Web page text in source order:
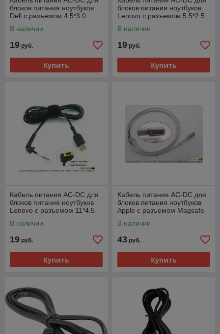
блоков питания ноутбуков
Dell с разъемом 4.5*3.0
В наличии
19 руб.
Купить
блоков питания ноутбуков
Lenovo с разъемом 5.5*2.5
В наличии
19 руб.
Купить
Кабель питания AC-DC для
блоков питания ноутбуков
Lenovo с разъемом 11*4.5
В наличии
19 руб.
Купить
Кабель питания AC-DC для
блоков питания ноутбуков
Apple с разъемом Magsafe
В наличии
43 руб.
Купить